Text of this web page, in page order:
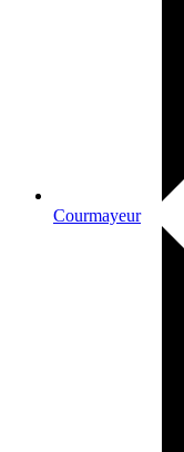
Courmayeur